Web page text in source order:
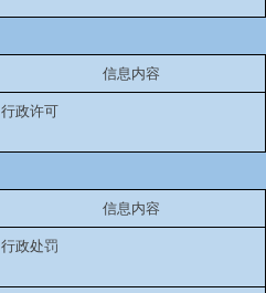
信息内容
行政许可
信息内容
行政处罚